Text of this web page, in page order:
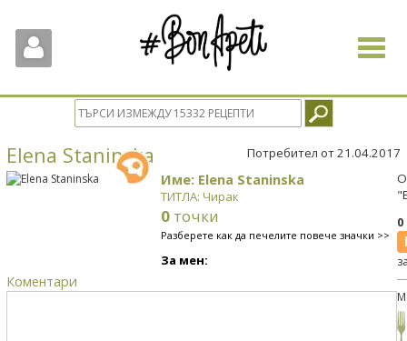
Toggle
Elena Staninska Потребител от 21.04.2017
Име: Elena Staninska
ТИТЛА: Чирак
0 точки
Разберете как да печелите повече значки >>
За мен:
Коментари